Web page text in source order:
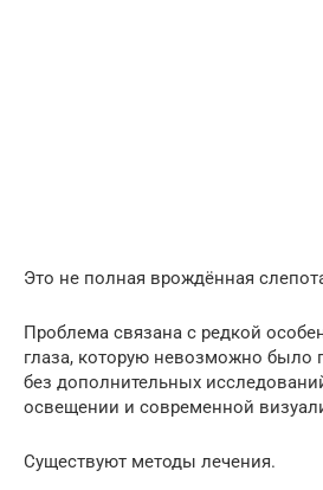
Это не полная врождённая
Проблема связана с редкой
глаза, которую невозможно было
без дополнительных
освещении и современной
Существуют методы лечения.